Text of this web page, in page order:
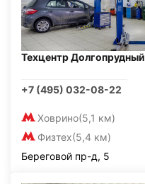
Техцентр Долгопрудный
+7 (495) 032-08-22
Ховрино(5,1 км)
Физтех(5,4 км)
Береговой пр-д, 5